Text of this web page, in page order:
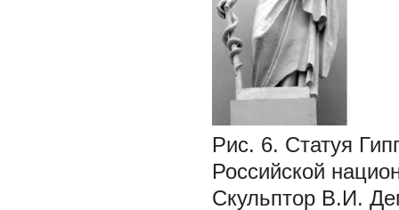
Рис. 6. Статуя
Российской
Скульптор В.И.